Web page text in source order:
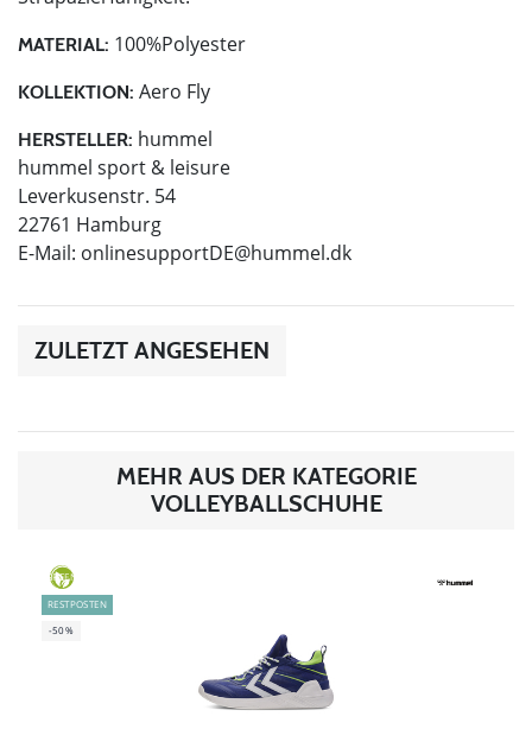
MATERIAL: 100%Polyester
KOLLEKTION: Aero Fly
HERSTELLER: hummel
hummel sport & leisure
Leverkusenstr. 54
22761 Hamburg
E-Mail: onlinesupportDE@hummel.dk
ZULETZT ANGESEHEN
MEHR AUS DER KATEGORIE
VOLLEYBALLSCHUHE
GREEN
RESTPOSTEN
-50%